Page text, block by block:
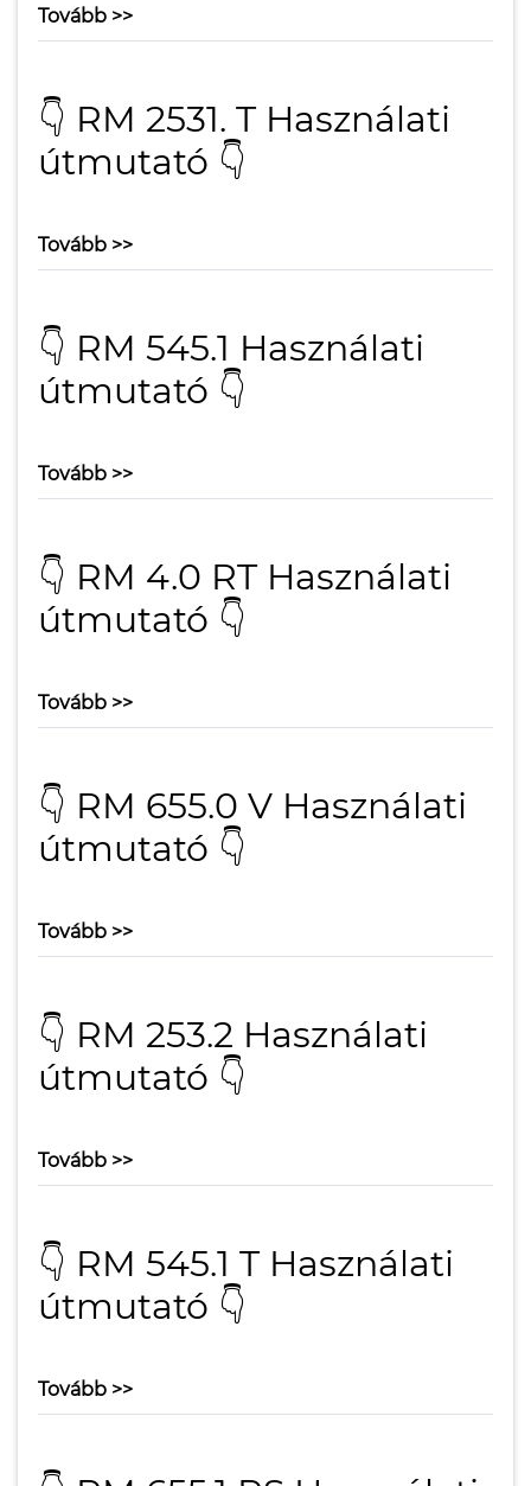
Tovább >>
👇 RM 2531. T Használati
útmutató 👇
Tovább >>
👇 RM 545.1 Használati
útmutató 👇
Tovább >>
👇 RM 4.0 RT Használati
útmutató 👇
Tovább >>
👇 RM 655.0 V Használati
útmutató 👇
Tovább >>
👇 RM 253.2 Használati
útmutató 👇
Tovább >>
👇 RM 545.1 T Használati
útmutató 👇
Tovább >>